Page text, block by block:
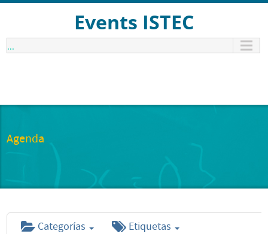
Events ISTEC
...
Agenda
Categorías Etiquetas